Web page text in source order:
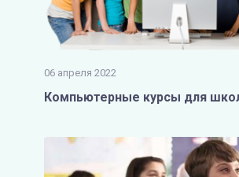
06 апреля 2022
Компьютерные курсы для